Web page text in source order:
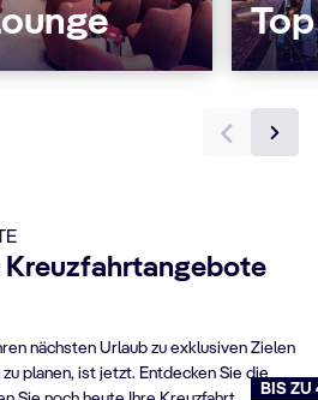
Kreuzfahrtangebote
nächsten Urlaub zu exklusiven Zielen
planen, ist jetzt. Entdecken Sie die
BIS ZU